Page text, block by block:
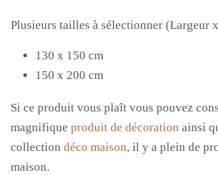
Plusieurs tailles à sélectionner (Largeur
130 x 150 cm
150 x 200 cm
Si ce produit vous plaît vous pouvez
magnifique produit de décoration ainsi
collection déco maison, il y a plein de
maison.